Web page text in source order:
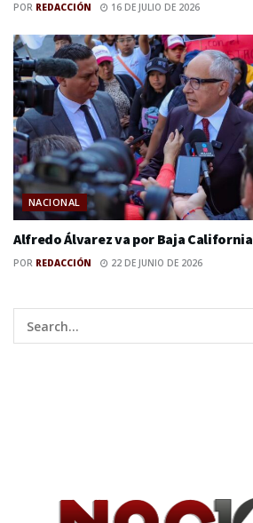
POR REDACCIÓN 16 DE JULIO DE 2026
NACIONAL
Alfredo Álvarez va por Baja California
POR REDACCIÓN 22 DE JUNIO DE 2026